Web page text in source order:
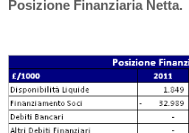
Posizione Finanziaria Netta.